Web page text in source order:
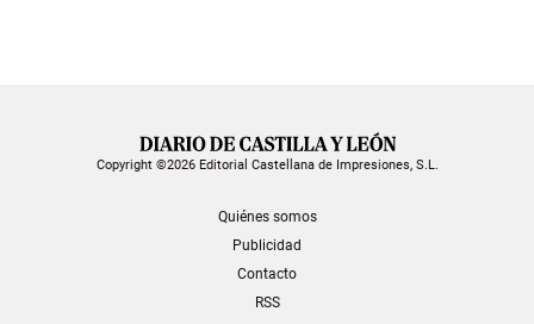
Copyright ©2026 Editorial Castellana de Impresiones, S.L.
Quiénes somos
Publicidad
Contacto
RSS